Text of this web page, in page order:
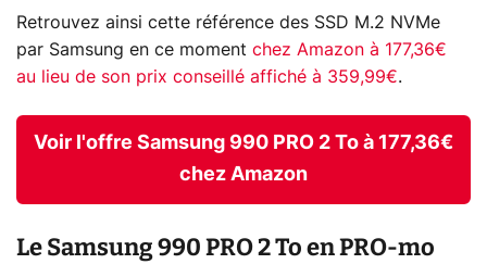
Retrouvez ainsi cette référence des SSD M.2 NVMe
par Samsung en ce moment chez Amazon à 177,36€
au lieu de son prix conseillé affiché à 359,99€.
Voir l'offre Samsung 990 PRO 2 To à 177,36€
chez Amazon
Le Samsung 990 PRO 2 To en PRO-mo